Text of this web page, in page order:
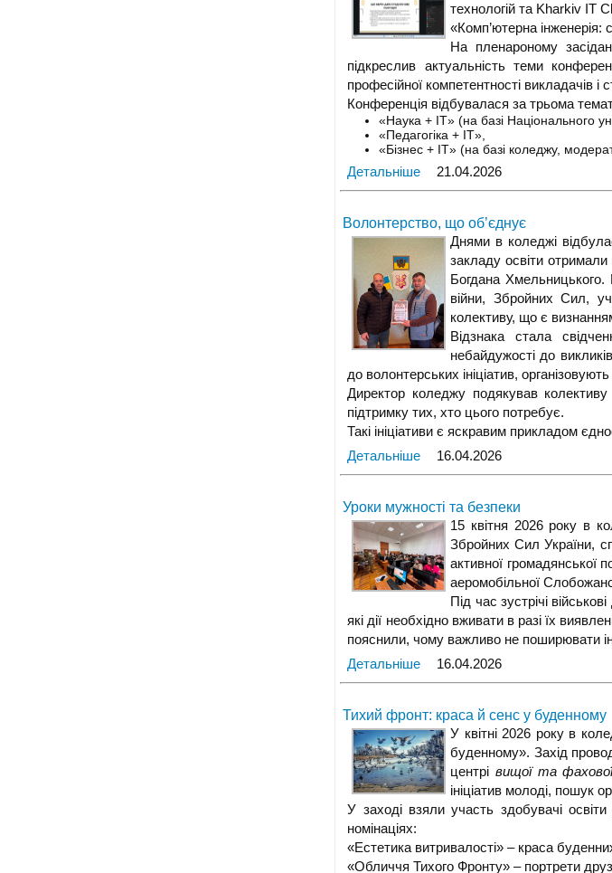
технологій та Kharkiv IT
«Комп’ютерна інженерія:
На пленароному
підкреслив актуальність теми
професійної компетентності викладачів і
Конференція відбувалася за трьома
«Наука + IT» (на базі Національного
«Педагогіка + IT»,
«Бізнес + IT» (на базі коледжу,
Детальніше 21.04.2026
Волонтерство, що об’єднує
Днями в коледжі
закладу освіти
Богдана Хмельницького.
війни, Збройних Сил,
колективу, що є визнанням
Відзнака стала
небайдужості до
до волонтерських ініціатив,
Директор коледжу подякував
підтримку тих, хто цього потребує.
Такі ініціативи є яскравим прикладом
Детальніше
16.04.2026
Уроки мужності та безпеки
15 квітня 2026 року в
Збройних Сил України,
активної громадянської
аеромобільної
Під час зустрічі
які дії необхідно вживати в разі їх
пояснили, чому важливо не поширювати
Детальніше
16.04.2026
Тихий фронт: краса й сенс у буденному
У квітні 2026 року в
буденному». Захід
центрі вищої та
ініціатив молоді, пошук
У заході взяли участь здобувачі
номінаціях:
«Естетика витривалості» – краса
«Обличчя Тихого Фронту» – портрети